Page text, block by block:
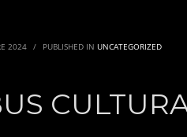
2024 / PUBLISHED IN UNCATEGORIZED